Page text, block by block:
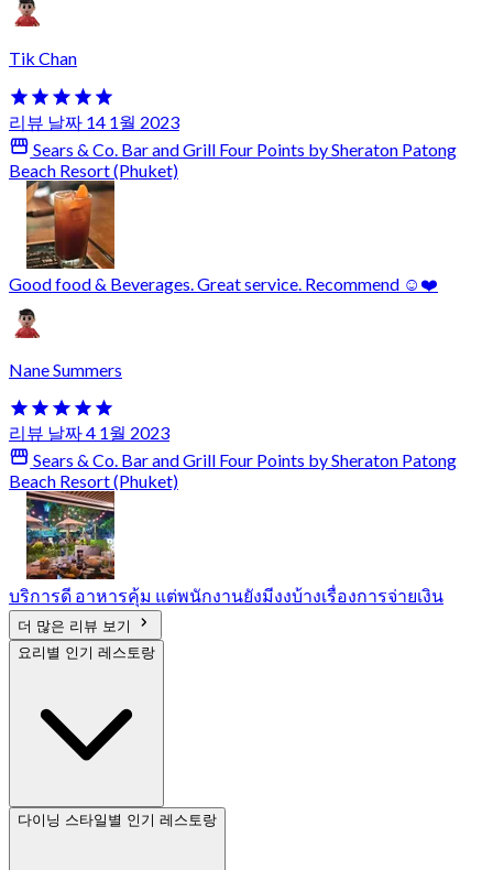
Tik Chan
리뷰 날짜 14 1월 2023
Sears & Co. Bar and Grill Four Points by Sheraton Patong
Beach Resort (Phuket)
Good food & Beverages. Great service. Recommend ☺️❤️
Nane Summers
리뷰 날짜 4 1월 2023
Sears & Co. Bar and Grill Four Points by Sheraton Patong
Beach Resort (Phuket)
บริการดี อาหารคุ้ม แต่พนักงานยังมีงงบ้างเรื่องการจ่ายเงิน
더 많은 리뷰 보기
요리별 인기 레스토랑
다이닝 스타일별 인기 레스토랑